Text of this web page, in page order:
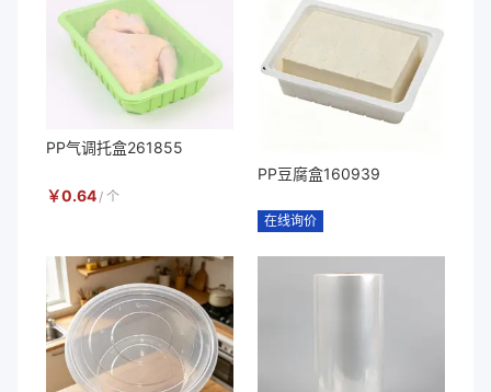
PP气调托盒261855
￥0.64 / 个
PP豆腐盒160939
在线询价